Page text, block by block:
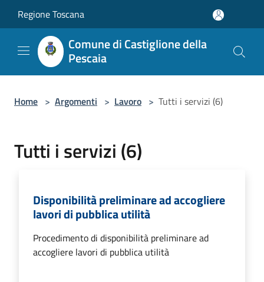
Regione Toscana
Comune di Castiglione della
Pescaia
Home > Argomenti > Lavoro > Tutti i servizi (6)
Tutti i servizi (6)
Disponibilità preliminare ad accogliere
lavori di pubblica utilità
Procedimento di disponibilità preliminare ad
accogliere lavori di pubblica utilità